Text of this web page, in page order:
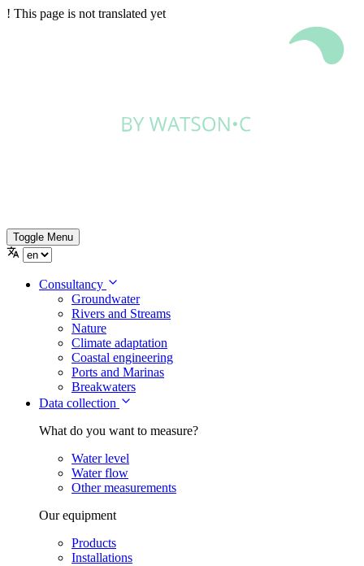
! This page is not translated yet
Toggle Menu
Consultancy
Groundwater
Rivers and Streams
Nature
Climate adaptation
Coastal engineering
Ports and Marinas
Breakwaters
Data collection
What do you want to measure?
Water level
Water flow
Other measurements
Our equipment
Products
Installations